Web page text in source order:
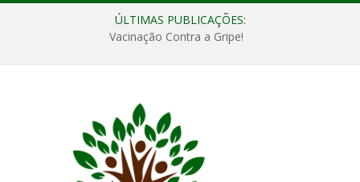
ÚLTIMAS PUBLICAÇÕES:
Vacinação Contra a Gripe!